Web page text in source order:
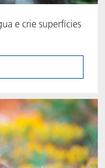
e crie superfícies